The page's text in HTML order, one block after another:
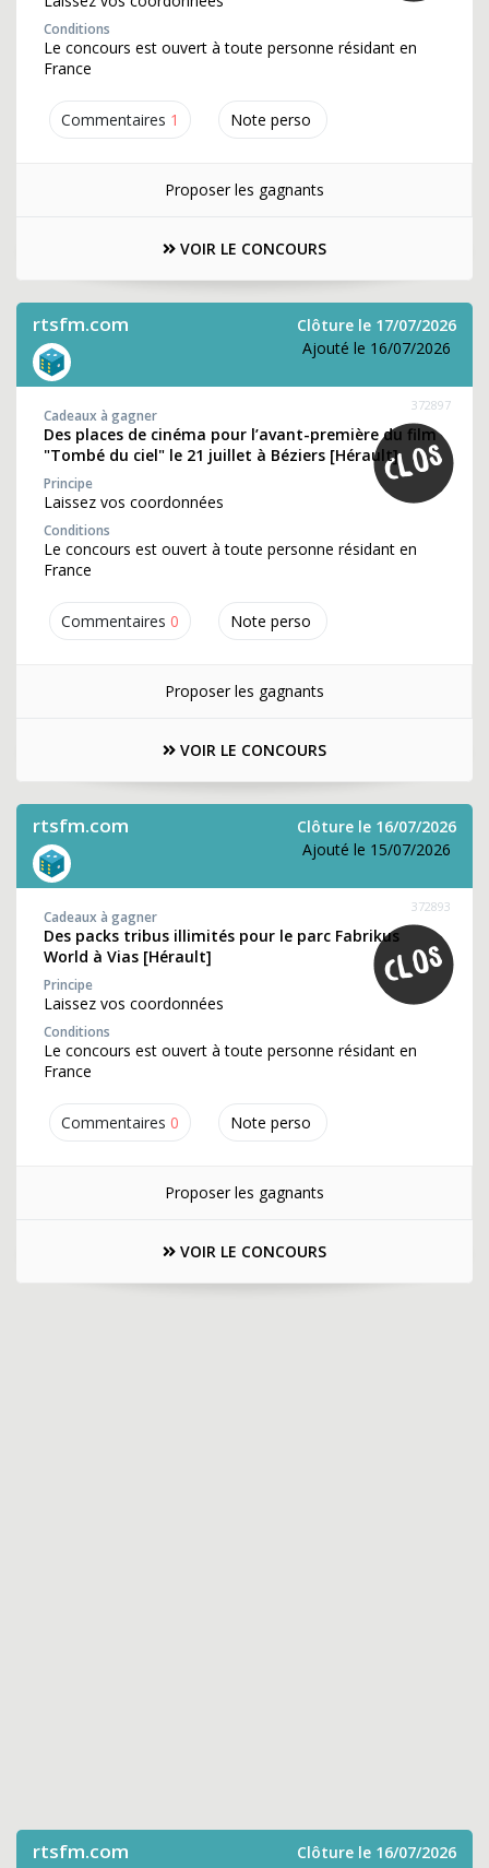
Commentaires 1 Note perso
Conditions
Le concours est ouvert à toute personne résidant en
France
Proposer les gagnants
VOIR LE CONCOURS
rtsfm.com
Clôture le 17/07/2026
Ajouté le 16/07/2026
Commentaires 0 Note perso
372897
Cadeaux à gagner
Des places de cinéma pour l’avant-première du film
"Tombé du ciel" le 21 juillet à Béziers [Hérault]
Principe
Laissez vos coordonnées
Conditions
Le concours est ouvert à toute personne résidant en
France
Proposer les gagnants
VOIR LE CONCOURS
rtsfm.com
Clôture le 16/07/2026
Ajouté le 15/07/2026
Commentaires 0 Note perso
372893
Cadeaux à gagner
Des packs tribus illimités pour le parc Fabrikus
World à Vias [Hérault]
Principe
Laissez vos coordonnées
Conditions
Le concours est ouvert à toute personne résidant en
France
Proposer les gagnants
VOIR LE CONCOURS
rtsfm.com
Clôture le 16/07/2026